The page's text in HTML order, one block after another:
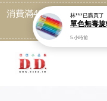
消費滿499免運喔, 記得
您的購